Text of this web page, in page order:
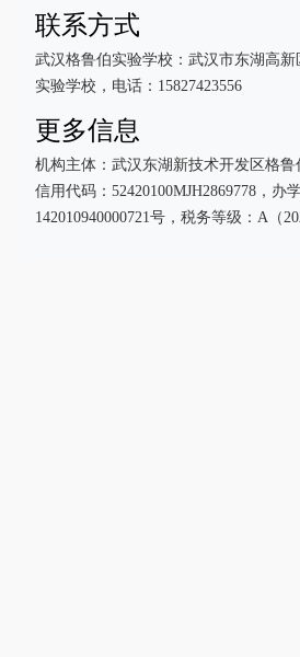
联系方式
武汉格鲁伯实验学校：武汉市东湖高
实验学校，电话：15827423556
更多信息
机构主体：武汉东湖新技术开发区格
信用代码：52420100MJH2869778，办
142010940000721号，税务等级：A（